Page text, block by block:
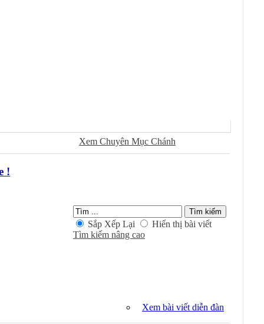
Ðánh Dấu Ðã Ðọc
Xem Chuyên Mục Chánh
Sắp Xếp Lại
Hiển thị bài viết
Tìm kiếm nâng cao
!
Xem bài viết diễn đàn